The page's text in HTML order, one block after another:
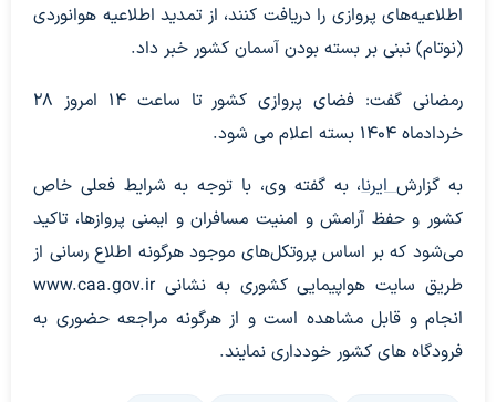
اطلاعیه‌های پروازی را دریافت کنند، از تمدید اطلاعیه هوانوردی
(نوتام) نبنی بر بسته بودن آسمان کشور خبر داد.
رمضانی گفت: فضای پروازی کشور تا ساعت ۱۴ امروز ۲۸
خردادماه ۱۴۰۴ بسته اعلام می شود.
به گزارشایرنا، به گفته وی، با توجه به شرایط فعلی خاص
کشور و حفظ آرامش و امنیت مسافران و ایمنی پروازها، تاکید
می‌شود که بر اساس پروتکل‌های موجود هرگونه اطلاع رسانی از
طریق سایت هواپیمایی کشوری به نشانی www.caa.gov.ir
انجام و قابل مشاهده است و از هرگونه مراجعه حضوری به
فرودگاه های کشور خودداری نمایند.